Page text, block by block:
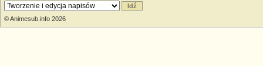
© Animesub.info 2026